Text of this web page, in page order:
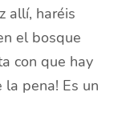
allí, haréis
el bosque
con que hay
pena! Es un